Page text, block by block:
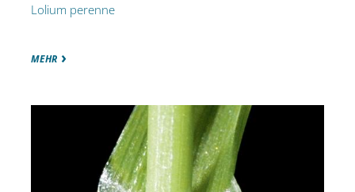
Lolium perenne
MEHR